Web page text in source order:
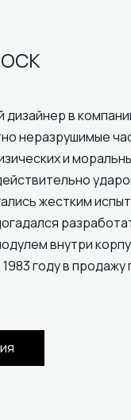
дизайнер в
неразрушимые
и
жестким
внутри
году в